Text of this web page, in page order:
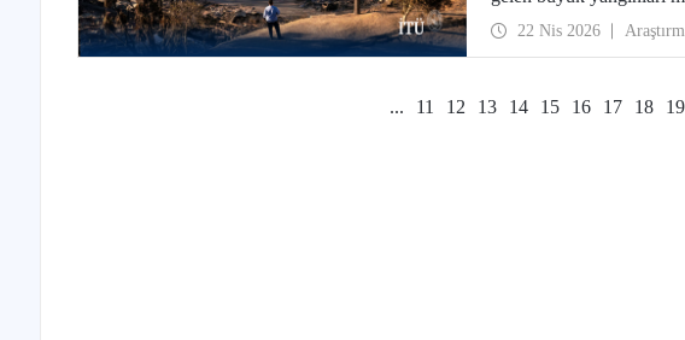
kazanan bir ulusal
Nature’ın kentler odaklı
22 Nis 2026
... 11 12 13 14 15 16 17 18 19